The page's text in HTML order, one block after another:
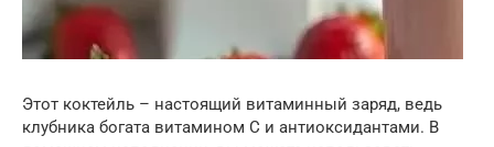
Этот коктейль – настоящий витаминный заряд, ведь
клубника богата витамином C и антиоксидантами. В